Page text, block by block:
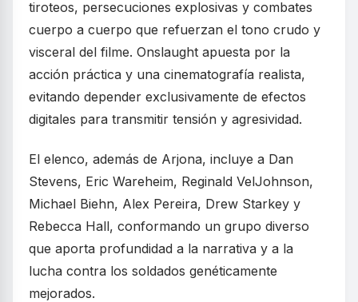
tiroteos, persecuciones explosivas y combates
cuerpo a cuerpo que refuerzan el tono crudo y
visceral del filme. Onslaught apuesta por la
acción práctica y una cinematografía realista,
evitando depender exclusivamente de efectos
digitales para transmitir tensión y agresividad.
El elenco, además de Arjona, incluye a Dan
Stevens, Eric Wareheim, Reginald VelJohnson,
Michael Biehn, Alex Pereira, Drew Starkey y
Rebecca Hall, conformando un grupo diverso
que aporta profundidad a la narrativa y a la
lucha contra los soldados genéticamente
mejorados.